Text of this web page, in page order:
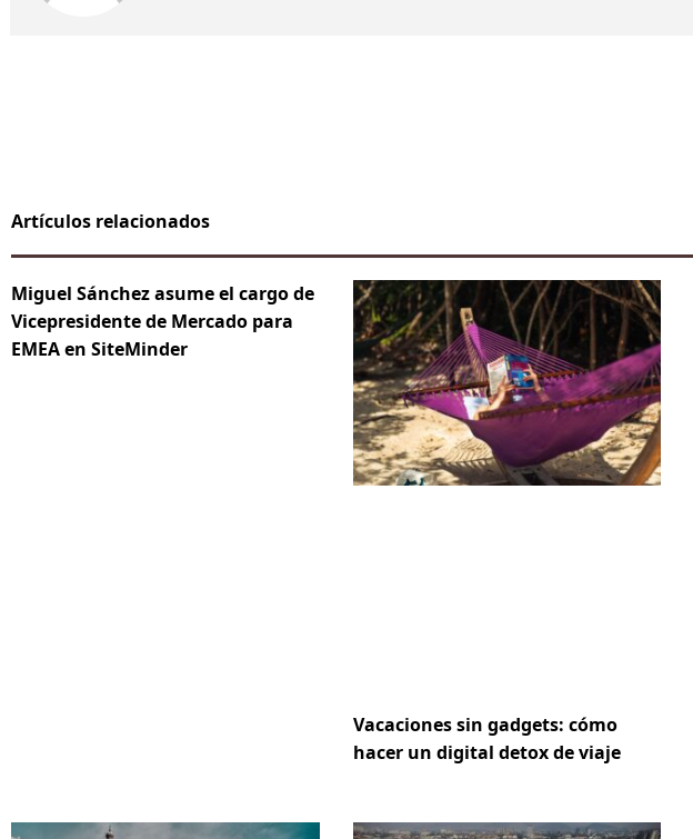
Artículos relacionados
Miguel Sánchez asume el cargo de
Vicepresidente de Mercado para
EMEA en SiteMinder
Vacaciones sin gadgets: cómo
hacer un digital detox de viaje